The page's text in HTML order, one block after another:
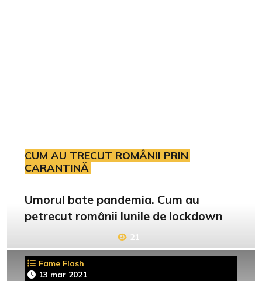
CUM AU TRECUT ROMÂNII PRIN
CARANTINĂ
Umorul bate pandemia. Cum au
petrecut românii lunile de lockdown
21
Fame Flash
13 mar 2021